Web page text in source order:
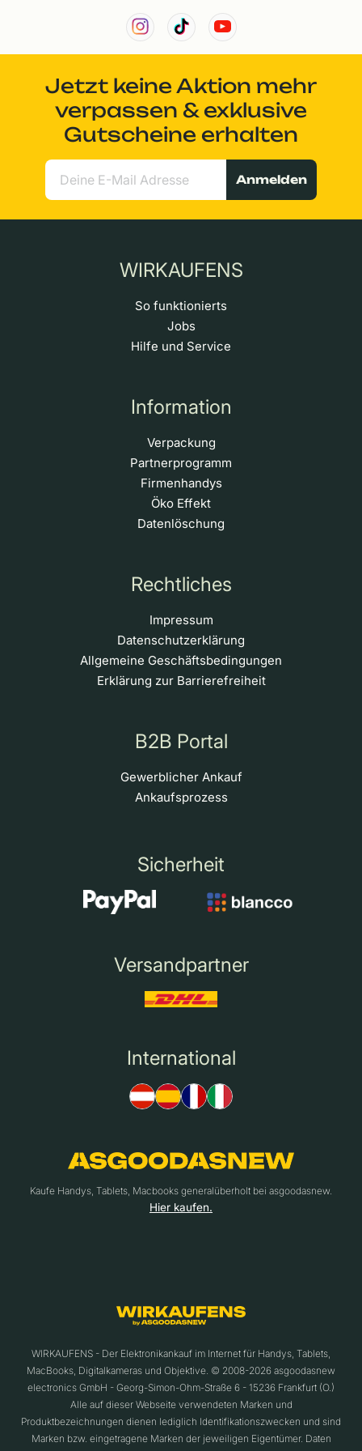
Jetzt keine Aktion mehr
verpassen & exklusive
Gutscheine erhalten
Anmelden
WIRKAUFENS
So funktionierts
Jobs
Hilfe und Service
Information
Verpackung
Partnerprogramm
Firmenhandys
Öko Effekt
Datenlöschung
Rechtliches
Impressum
Datenschutzerklärung
Allgemeine Geschäftsbedingungen
Erklärung zur Barrierefreiheit
B2B Portal
Gewerblicher Ankauf
Ankaufsprozess
Sicherheit
Versandpartner
International
Kaufe Handys, Tablets, Macbooks generalüberholt bei asgoodasnew.
Hier kaufen.
WIRKAUFENS - Der Elektronikankauf im Internet für Handys, Tablets,
MacBooks, Digitalkameras und Objektive. © 2008-2026 asgoodasnew
electronics GmbH - Georg-Simon-Ohm-Straße 6 - 15236 Frankfurt (O.)
Alle auf dieser Webseite verwendeten Marken und
Produktbezeichnungen dienen lediglich Identifikationszwecken und sind
Marken bzw. eingetragene Marken der jeweiligen Eigentümer. Daten